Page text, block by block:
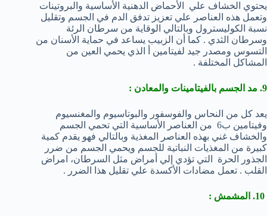
يحتوي الخشاف علي الأحماض الدهنية الأساسية والبروتينات
وتعمل هذه العناصر علي تعزيز تدفق الدم في الجسم وتقليل
نسبة الكوليسترول وبالتالي الوقاية من سرطان الرئة
وسرطان الثدي . كما أن الزبيب يساعد في حماية الأسنان من
التسوس ومصدر جيد لفيتامين أ الذي يحمي العين من
المشاكل المختلفة .
9. مد الجسم بالفيتامينات والمعادن :
يعد كل من النحاس والفوسفور والبوتاسيوم والمغنسيوم
وفيتامين ب6 من العناصر الأساسية التي تحمي الجسم
والخشاف غني بهذه العناصر المغذية وبالتالي فهو يقدم كمية
كبيرة من المغذيات النباتية للجسم ويحمي الجسم من ضرر
الجذور الحرة التي تؤدي إلي أمراض مثل السرطان، امراض
القلب . تعمل مضادات الأكسدة علي تقليل هذا الضرر .